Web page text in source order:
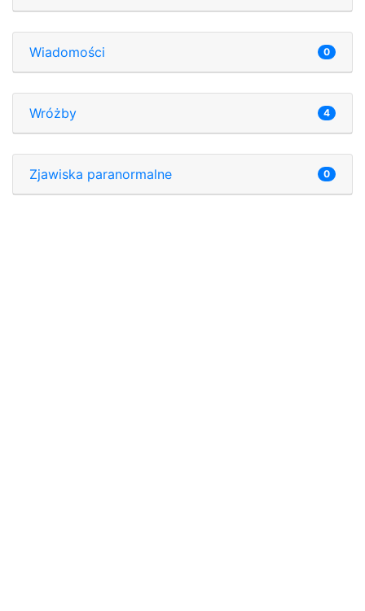
Wiadomości 0
Wróżby 4
Zjawiska paranormalne 0